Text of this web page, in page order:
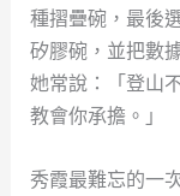
種摺疊碗，最後
矽膠碗，並把數
她常說：「登山
教會你承擔。」
秀霞最難忘的一